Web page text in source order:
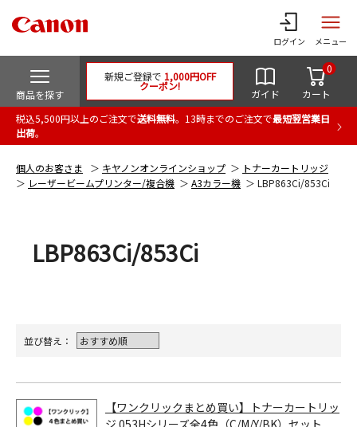
ログイン メニュー
商品を探す
新規ご登録で 1,000円OFF
クーポン!
ガイド カート
0
税込5,500円以上のご注文で送料無料。13時までのご注文で最短翌営業日
出荷。
個人のお客さま キヤノンオンラインショップ
トナーカートリッジ
レーザービームプリンター/複合機
A3カラー機 LBP863Ci/853Ci
LBP863Ci/853Ci
並び替え：
【ワンクリックまとめ買い】トナーカートリッ
ジ 053Hシリーズ全4色（C/M/Y/BK）セット